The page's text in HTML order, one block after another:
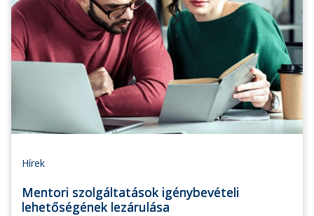
Hírek
Mentori szolgáltatások igénybevételi
lehetőségének lezárulása